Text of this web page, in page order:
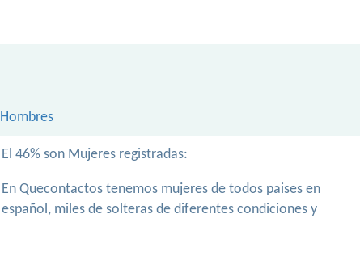
Hombres
El 46% son Mujeres registradas:
En Quecontactos tenemos mujeres de todos paises en
español, miles de solteras de diferentes condiciones y